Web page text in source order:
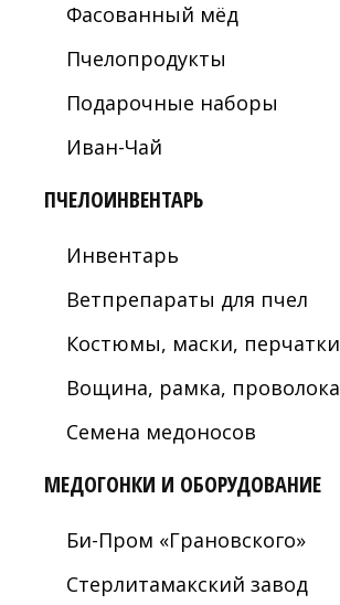
Фасованный мёд
Пчелопродукты
Подарочные наборы
Иван-Чай
ПЧЕЛОИНВЕНТАРЬ
Инвентарь
Ветпрепараты для пчел
Костюмы, маски, перчатки
Вощина, рамка, проволока
Семена медоносов
МЕДОГОНКИ И ОБОРУДОВАНИЕ
Би-Пром «Грановского»
Стерлитамакский завод